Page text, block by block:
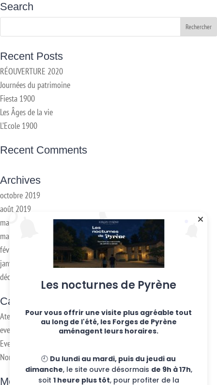
Search
Recent Posts
RÉOUVERTURE 2020
Journées du patrimoine
Fiesta 1900
Les Âges de la vie
L’Ecole 1900
Recent Comments
Archives
octobre 2019
août 2019
mai 2019
mars 2018
février 2018
janvier 2017
décembre 2016
Categories
Ateliers hebdo
evenements
Eventos
Non classifié(e)
Meta
Les nocturnes de Pyrène
Pour vous offrir une visite plus agréable tout
au long de l'été, les Forges de Pyrène
aménagent leurs horaires.
🕘 Du lundi au mardi, puis du jeudi au
dimanche, le site ouvre désormais de 9h à 17h,
soit 1 heure plus tôt, pour profiter de la